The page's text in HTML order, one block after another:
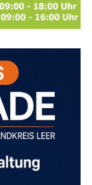
Zum
DSK-Ein­bau­ma­
dar­auf hin,
von dau­er­
abhängt.Die
Bedin­gun­
zu ent­
Abschnit­